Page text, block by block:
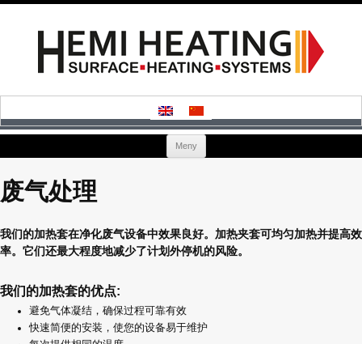
Meny
Hoppa
废气处理
我们的加热套在净化废气设备中效果良好。加热夹套可均匀加热并提高效
率。它们还最大程度地减少了计划外停机的风险。
我们的加热套的优点:
避免气体凝结，确保过程可靠有效
快速简便的安装，使您的设备易于维护